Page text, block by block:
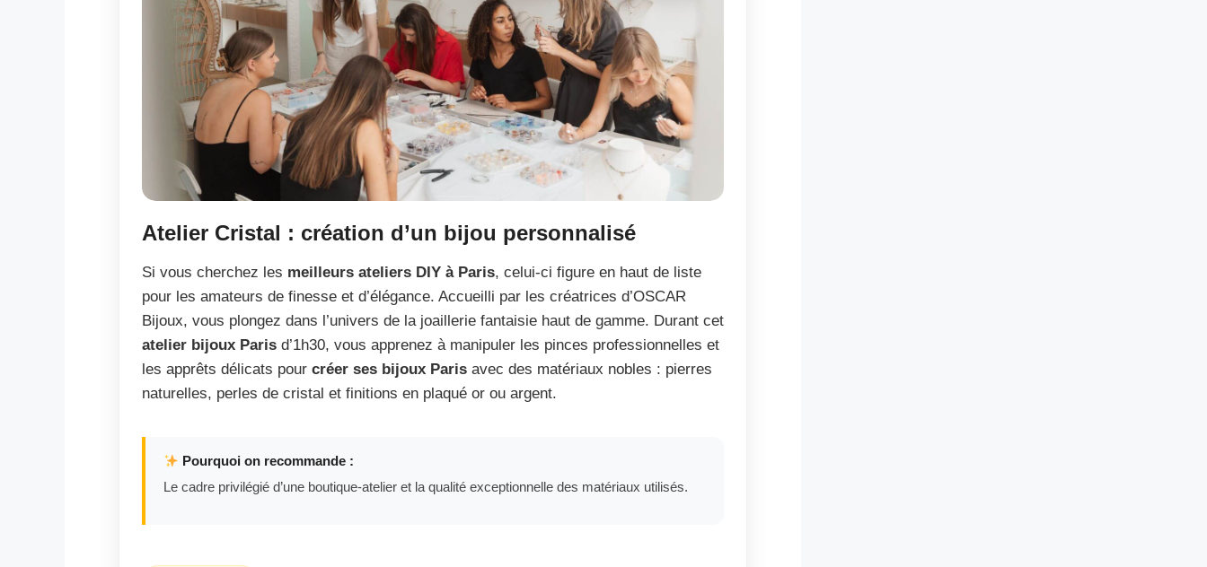
Atelier Cristal : création d’un bijou personnalisé
Si vous cherchez les meilleurs ateliers DIY à Paris, celui-ci figure en haut de liste
pour les amateurs de finesse et d’élégance. Accueilli par les créatrices d’OSCAR
Bijoux, vous plongez dans l’univers de la joaillerie fantaisie haut de gamme. Durant cet
atelier bijoux Paris d’1h30, vous apprenez à manipuler les pinces professionnelles et
les apprêts délicats pour créer ses bijoux Paris avec des matériaux nobles : pierres
naturelles, perles de cristal et finitions en plaqué or ou argent.
Pourquoi on recommande :
Le cadre privilégié d’une boutique-atelier et la qualité exceptionnelle des matériaux utilisés.